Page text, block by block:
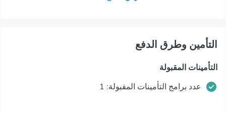
التأمين وطرق الدفع
التأمينات المقبولة
عدد برامج التأمينات المقبولة: 1